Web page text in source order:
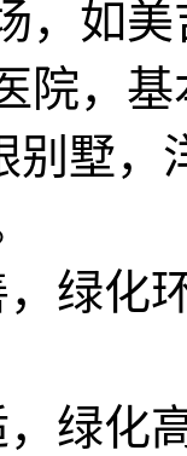
，如
院，
别墅
绿化
绿化